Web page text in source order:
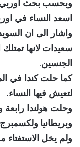
وبحسب بحث اوربي
اسعد النساء في
واشار الى ان
سعيدات لانها
الجنسين.
كما حلت كندا في
لتعيش فيها النساء.
وحلت هولندا رابعة
وبريطانيا
ولم يخل الاستفتاء